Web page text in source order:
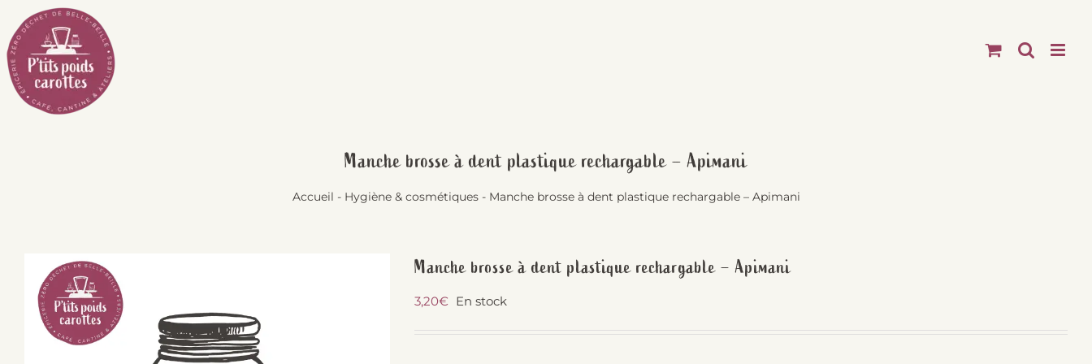
Passer
au
contenu
Manche brosse à dent plastique rechargable – Apimani
Accueil - Hygiène & cosmétiques- Manche brosse à dent plastique rechargable – Apimani
Manche brosse à dent plastique rechargable – Apimani
3,20€ En stock